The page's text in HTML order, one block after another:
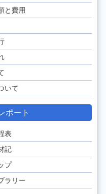
と費用
いて
ポート
表
記
プ
ラリー